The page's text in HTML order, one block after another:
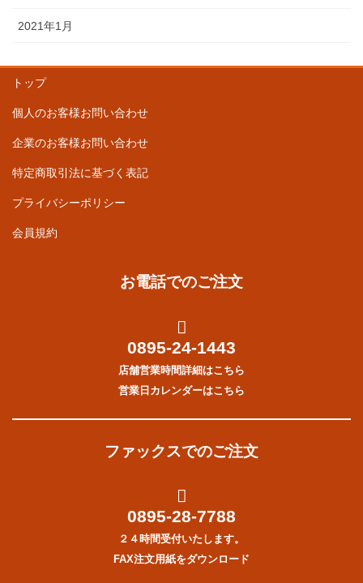
2021年1月
トップ
個人のお客様お問い合わせ
企業のお客様お問い合わせ
特定商取引法に基づく表記
プライバシーポリシー
会員規約
お電話でのご注文
0895-24-1443
店舗営業時間詳細はこちら
営業日カレンダーはこちら
ファックスでのご注文
0895-28-7788
２４時間受付いたします。
FAX注文用紙をダウンロード